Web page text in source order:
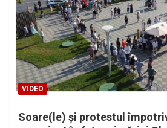
VIDEO
Soare(le) și protestul